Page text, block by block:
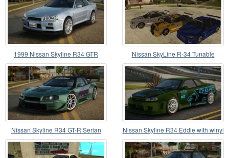
1999 Nissan Skyline R34 GTR Nissan SkyLine R-34 Tunable
Nissan Skyline R34 GT-R Serian Nissan Skyline R34 Eddie with winyl